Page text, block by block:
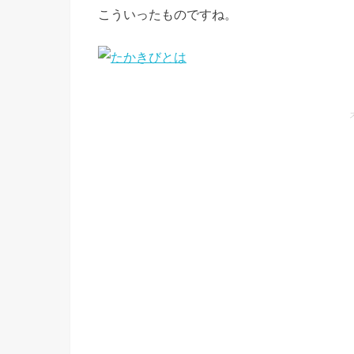
こういったものですね。